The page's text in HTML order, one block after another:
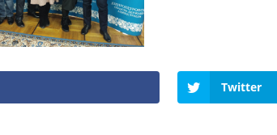
Twitter